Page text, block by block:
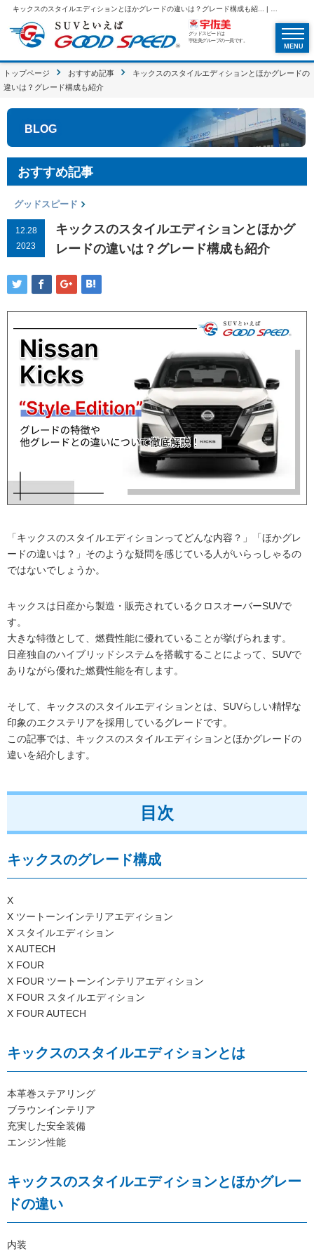
グッドスピードは
宇佐美グループの一員です。
MENU
トップページ おすすめ記事
キックスのスタイルエディションとほかグレードの
違いは？グレード構成も紹介
BLOG
おすすめ記事
グッドスピード
12.28
2023
キックスのスタイルエディションとほかグ
レードの違いは？グレード構成も紹介
「キックスのスタイルエディションってどんな内容？」「ほかグレ
ードの違いは？」そのような疑問を感じている人がいらっしゃるの
ではないでしょうか。
キックスは日産から製造・販売されているクロスオーバーSUVで
す。
大きな特徴として、燃費性能に優れていることが挙げられます。
日産独自のハイブリッドシステムを搭載することによって、SUVで
ありながら優れた燃費性能を有します。
そして、キックスのスタイルエディションとは、SUVらしい精悍な
印象のエクステリアを採用しているグレードです。
この記事では、キックスのスタイルエディションとほかグレードの
違いを紹介します。
目次
キックスのグレード構成
X
X ツートーンインテリアエディション
X スタイルエディション
X AUTECH
X FOUR
X FOUR ツートーンインテリアエディション
X FOUR スタイルエディション
X FOUR AUTECH
キックスのスタイルエディションとは
本革巻ステアリング
ブラウンインテリア
充実した安全装備
エンジン性能
キックスのスタイルエディションとほかグレー
ドの違い
内装